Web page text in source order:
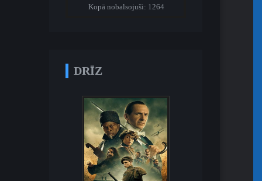
Kopā nobalsojuši: 1264
DRĪZ